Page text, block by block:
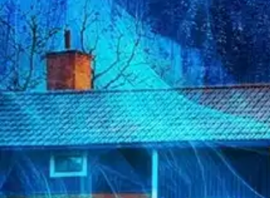
Jännitys ja dekkarit pokkarit
Sten, Armahtaja
Tuotekuvat- ja videot
Ohita tuotekuva
Asiakasomistaja-alennus-15 %
Avaa kuva suurempana
Karusellin nuolipainikkeet
WSOY